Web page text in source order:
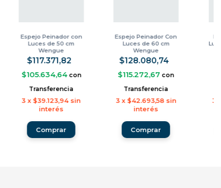
Espejo Peinador con
Luces de 50 cm
Wengue
$117.371,82
$105.634,64 con
Transferencia
3 x $39.123,94 sin
interés
Espejo Peinador Con
Luces de 60 cm
Wengue
$128.080,74
$115.272,67 con
Transferencia
3 x $42.693,58 sin
interés
3